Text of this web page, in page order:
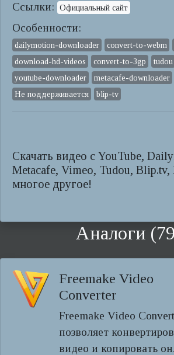
Ссылки: Официальный сайт
Особенности:
dailymotion-downloader convert-to-webm
download-hd-videos
convert-to-3gp tudou
youtube-downloader
metacafe-downloader
Не поддерживается
blip-tv
Скачать видео с YouTube,
Metacafe, Vimeo, Tudou, Blip.tv,
многое другое!
Аналоги
Freemake Video
Converter
Freemake Video
позволяет
видео и копировать